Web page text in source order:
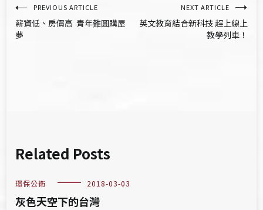
文
章
PREVIOUS ARTICLE
薪資低、房價高 青年難圓購屋
夢
NEXT ARTICLE
英文教育結合新科技 趕上線上
教學列車！
Related Posts
環保公衛 2018-03-03
灰色天空下的台灣